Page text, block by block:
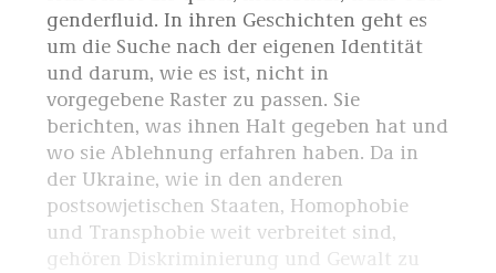
genderfluid. In ihren Geschichten geht es
um die Suche nach der eigenen Identität
und darum, wie es ist, nicht in
vorgegebene Raster zu passen. Sie
berichten, was ihnen Halt gegeben hat und
wo sie Ablehnung erfahren haben. Da in
der Ukraine, wie in den anderen
postsowjetischen Staaten, Homophobie
und Transphobie weit verbreitet sind,
gehören Diskriminierung und Gewalt zu